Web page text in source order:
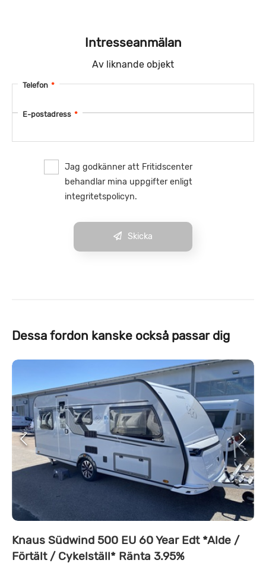
Intresseanmälan
Av liknande objekt
Telefon *
E-postadress *
Jag godkänner att Fritidscenter
behandlar mina uppgifter enligt
integritetspolicyn.
Skicka
Dessa fordon kanske också passar dig
Knaus Südwind 500 EU 60 Year Edt *Alde /
Förtält / Cykelställ* Ränta 3.95%